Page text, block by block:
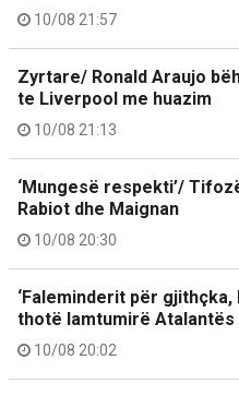
10/08 21:57
Zyrtare/ Ronald Araujo
te Liverpool me huazim
10/08 21:13
‘Mungesë respekti’/
Rabiot dhe Maignan
10/08 20:30
‘Faleminderit për
thotë lamtumirë
10/08 20:02